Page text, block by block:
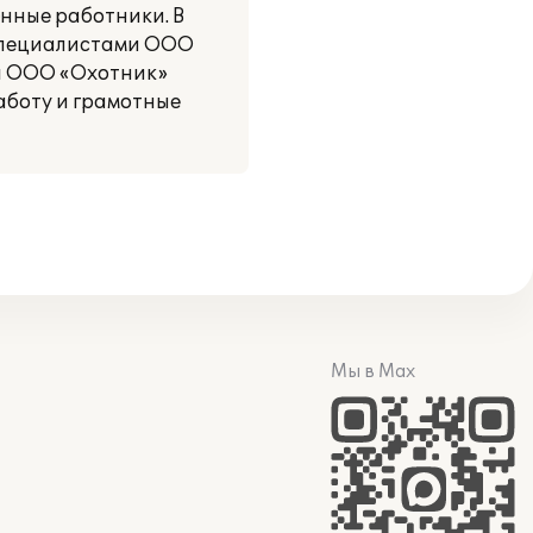
работники. В
ООО
ООО «Охотник»
и грамотные
Мы в Max